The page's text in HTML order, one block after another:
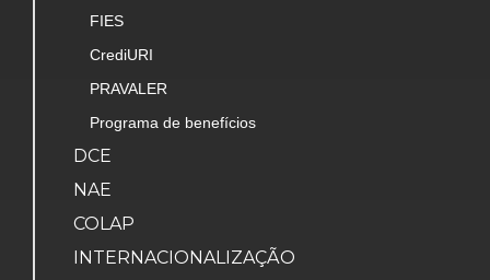
FIES
CrediURI
PRAVALER
Programa de benefícios
DCE
NAE
COLAP
INTERNACIONALIZAÇÃO